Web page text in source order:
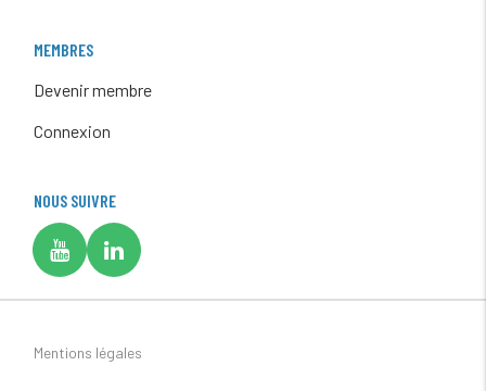
MEMBRES
Devenir membre
Connexion
NOUS SUIVRE
Mentions légales